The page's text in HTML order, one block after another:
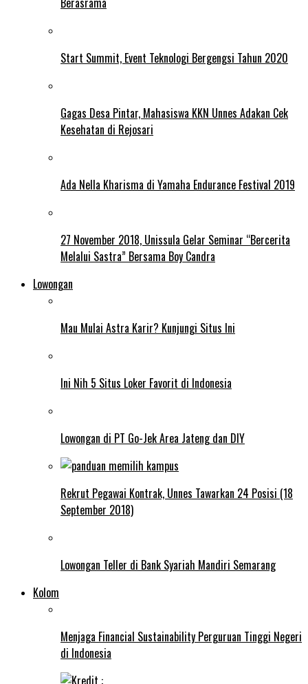
Start Summit, Event Teknologi Bergengsi Tahun 2020
Gagas Desa Pintar, Mahasiswa KKN Unnes Adakan Cek
Kesehatan di Rejosari
Ada Nella Kharisma di Yamaha Endurance Festival 2019
27 November 2018, Unissula Gelar Seminar “Bercerita
Melalui Sastra” Bersama Boy Candra
Lowongan
Mau Mulai Astra Karir? Kunjungi Situs Ini
Ini Nih 5 Situs Loker Favorit di Indonesia
Lowongan di PT Go-Jek Area Jateng dan DIY
Rekrut Pegawai Kontrak, Unnes Tawarkan 24 Posisi (18
September 2018)
Lowongan Teller di Bank Syariah Mandiri Semarang
Kolom
Menjaga Financial Sustainability Perguruan Tinggi Negeri
di Indonesia